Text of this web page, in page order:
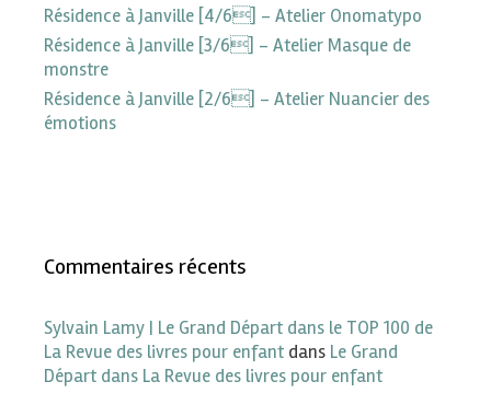
Résidence à Janville [4/6] – Atelier Onomatypo
Résidence à Janville [3/6] – Atelier Masque de
monstre
Résidence à Janville [2/6] – Atelier Nuancier des
émotions
Commentaires récents
Sylvain Lamy | Le Grand Départ dans le TOP 100 de
La Revue des livres pour enfant dans Le Grand
Départ dans La Revue des livres pour enfant